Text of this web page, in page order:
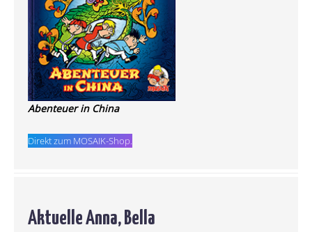
Abenteuer in China
Direkt zum MOSAIK-Shop.
Aktuelle Anna, Bella